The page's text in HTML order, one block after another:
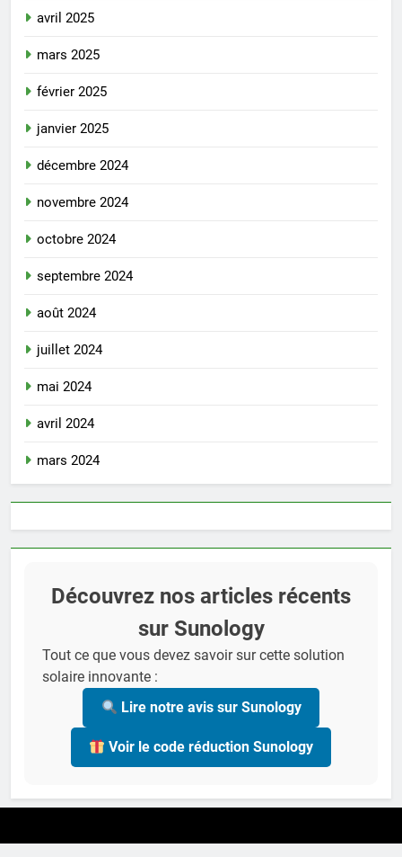
avril 2025
mars 2025
février 2025
janvier 2025
décembre 2024
novembre 2024
octobre 2024
septembre 2024
août 2024
juillet 2024
mai 2024
avril 2024
mars 2024
Découvrez nos articles récents
sur Sunology
Tout ce que vous devez savoir sur cette solution
solaire innovante :
Lire notre avis sur Sunology
Voir le code réduction Sunology